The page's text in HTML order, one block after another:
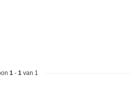
1- 1van 1